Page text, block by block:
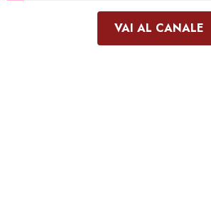
VAI AL CANALE